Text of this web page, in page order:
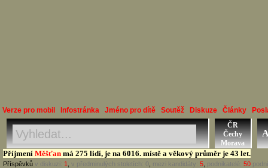
Verze pro mobil Infostránka Jméno pro dítě Soutěž Diskuze Články
Příjmení Měšťan má 275 lidí, je na 6016. místě a věkový průměr je 43 let.
Příspěvků v diskuzi: 1 v předminulých stoletích: 0 mezi kandidáty: 5 podnikatelé: 50
Jméno, Příjmení, Obec
Okres, Kraj, Ročník
ČR
Čechy
Morava